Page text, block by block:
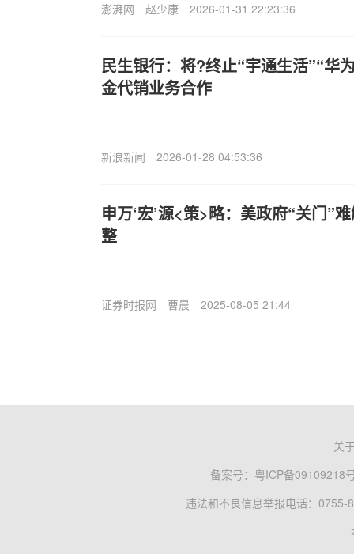
澎湃网 赵少康 2026-01-31 22:23:36
民生银行：将?终止“宇通生活”“华
金代销业务合作
新浪新闻 2026-01-28 04:53:36
申万‘宏’源<策>略：美政府“关门”
整
证券时报网 曹晨 2025-08-05 21:44
关
备案号： 粤ICP备09109218
违法和不良信息举报电话：0755-